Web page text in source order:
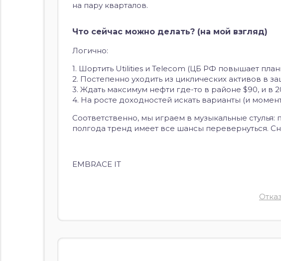
на пару кварталов.
Что сейчас можно делать? (на мой взгляд)
Логично:
1. Шортить Utilities и Telecom (ЦБ РФ повышает
2. Постепенно уходить из циклических активов в
3. Ждать максимум нефти где-то в районе $90, и в
4. На росте доходностей искать варианты (и
Соответственно, мы играем в музыкальные
полгода тренд имеет все шансы перевернуться.
EMBRACE IT